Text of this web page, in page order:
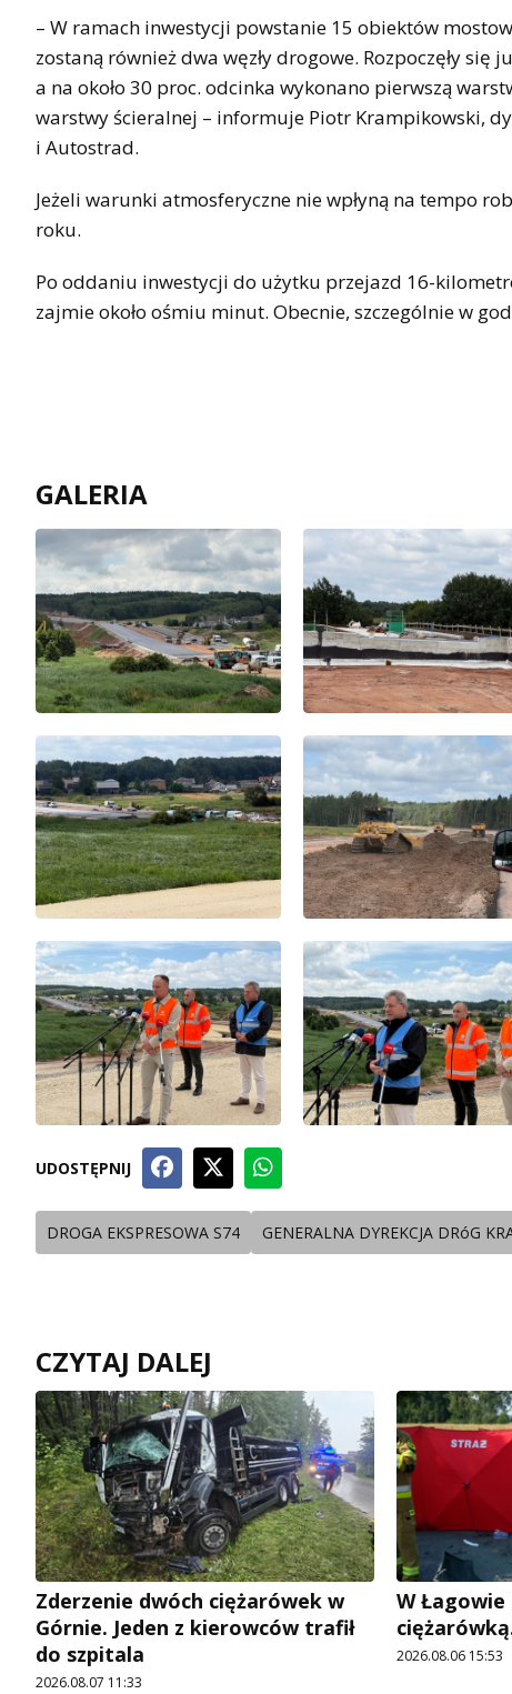
– W ramach inwestycji powstanie 15 obiektów
zostaną również dwa węzły drogowe. Rozpoczęły
a na około 30 proc. odcinka wykonano pierwszą
warstwy ścieralnej – informuje Piotr Krampikowski,
i Autostrad.
Jeżeli warunki atmosferyczne nie wpłyną na tempo
roku.
Po oddaniu inwestycji do użytku przejazd 16-
zajmie około ośmiu minut. Obecnie, szczególnie w
GALERIA
UDOSTĘPNIJ
DROGA EKSPRESOWA S74 GENERALNA DYREKCJA DRóG
CZYTAJ DALEJ
Zderzenie dwóch ciężarówek w
Górnie. Jeden z kierowców trafił
do szpitala
2026.08.07 11:33
W Łagowie
2026.08.06 15:53